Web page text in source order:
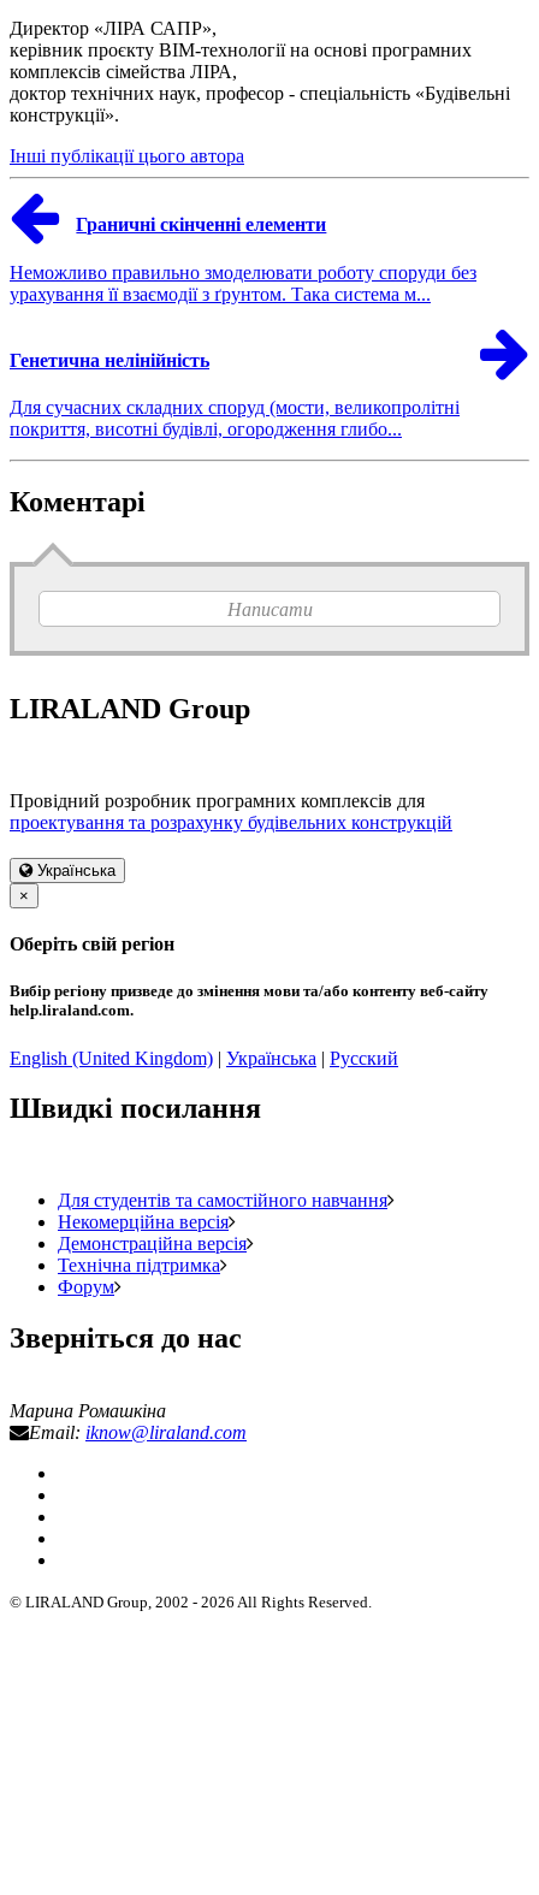
Директор «ЛІРА САПР»,
керівник проєкту BIM-технології на основі програмних
комплексів сімейства ЛІРА,
доктор технічних наук, професор - спеціальність «Будівельні
конструкції».
Інші публікації цього автора
Граничні скінченні елементи
Неможливо правильно змоделювати роботу споруди без
урахування її взаємодії з ґрунтом. Така система м...
Генетична нелінійність
Для сучасних складних споруд (мости, великопролітні
покриття, висотні будівлі, огородження глибо...
Коментарі
Написати
LIRALAND Group
Провідний розробник програмних комплексів для
проектування та розрахунку будівельних конструкцій
Українська
×
Оберіть свій регіон
Вибір регіону призведе до змінення мови та/або контенту веб-сайту
help.liraland.com.
English (United Kingdom) | Українська | Русский
Швидкі посилання
Для студентів та самостійного навчання
Некомерційна версія
Демонстраційна версія
Технічна підтримка
Форум
Зверніться до нас
Марина Ромашкіна
Email: iknow@liraland.com
© LIRALAND Group, 2002 - 2026 All Rights Reserved.